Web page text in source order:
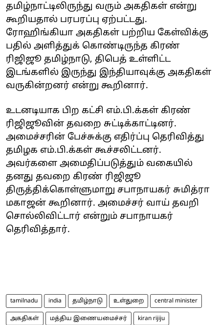
தமிழ்நாட்டிலிருந்து வரும் அகதிகள் என்று
கூறியதால் பரபரப்பு ஏற்பட்டது.
ரோஹிங்கியா அகதிகள் பற்றிய கேள்விக்கு
பதில் அளித்துக் கொண்டிருந்த கிரண்
ரிஜிஜூ தமிழ்நாடு, திபெத் உள்ளிட்ட
இடங்களில் இருந்து இந்தியாவுக்கு அகதிகள்
வருகின்றனர் என்று கூறினார்.
உடனடியாக பிற கட்சி எம்.பி.க்கள் கிரண்
ரிஜிஜூவின் தவறை சுட்டிக்காட்டினர்.
அமைச்சரின் பேச்சுக்கு எதிர்ப்பு தெரிவித்து
தமிழக எம்.பி.க்கள் கூச்சலிட்டனர்.
அவர்களை அமைதிப்படுத்தும் வகையில்
தனது தவறை கிரண் ரிஜிஜூ
திருத்திக்கொள்ளுமாறு சபாநாயகர் சுமித்ரா
மகாஜன் கூறினார். அமைச்சர் வாய் தவறி
சொல்லிவிட்டார் என்றும் சபாநாயகர்
தெரிவித்தார்.
tamilnadu india தமிழ்நாடு உள்துறை central minister
அகதிகள் மத்திய இணையமைச்சர் kiran rijiju